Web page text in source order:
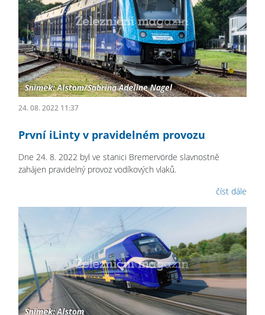
24. 08. 2022 11:37
První iLinty v pravidelném provozu
Dne 24. 8. 2022 byl ve stanici Bremervörde slavnostně
zahájen pravidelný provoz vodíkových vlaků.
číst dále